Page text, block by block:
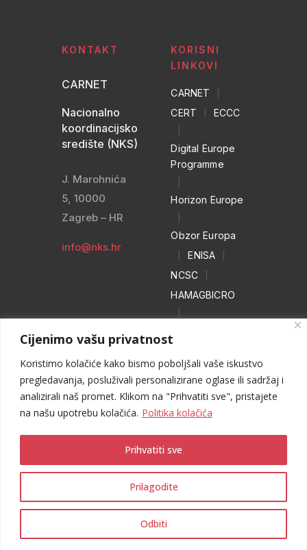
Cijenimo vašu privatnost
Koristimo kolačiće kako bismo poboljšali vaše iskustvo
pregledavanja, posluživali personalizirane oglase ili sadržaj i
analizirali naš promet. Klikom na "Prihvatiti sve", pristajete
na našu upotrebu kolačića. Politika kolačića
Prilagodite
Odbiti
Prihvatiti sve
KONTAKT
CARNET
Nacionalno
koordinacijsko
središte (NKS)
J. Marohnića
5, 10000
Zagreb – HR
info@nks.hr
KORISNI
LINKOVI
CARNET
CERT ECCC
Digital Europe
Programme
Horizon Europe
Obzor Europa
ENISA
NCSC
HAMAGBICRO
NO MORE
RANSOM
| WEB HEROJ
Sva prava pridržana © 2025 CARNET
Obavijest o privatnosti IUvjeti korištenja